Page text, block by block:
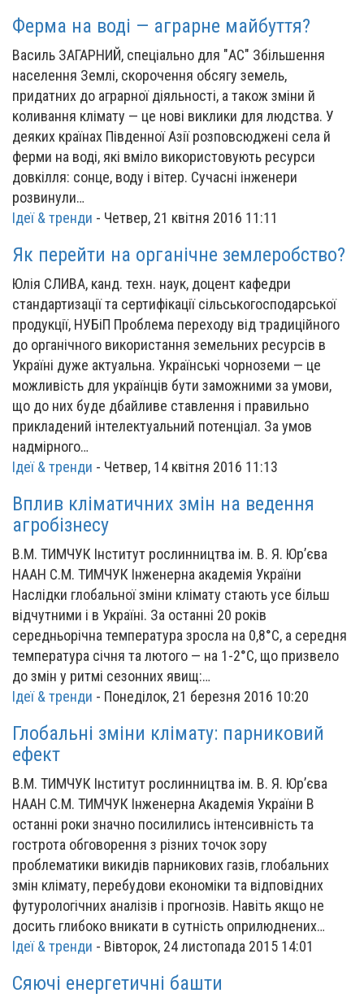
Ферма на воді — аграрне майбуття?
Василь ЗАГАРНИЙ, спеціально для "АС" Збільшення
населення Землі, скорочення обсягу земель,
придатних до аграрної діяльності, а також зміни й
коливання клімату — це нові виклики для людства. У
деяких країнах Південної Азії розповсюджені села й
ферми на воді, які вміло використовують ресурси
довкілля: сонце, воду і вітер. Сучасні інженери
розвинули…
Ідеї & тренди - Четвер, 21 квітня 2016 11:11
Як перейти на органічне землеробство?
Юлія СЛИВА, канд. техн. наук, доцент кафедри
стандартизації та сертифікації сільськогосподарської
продукції, НУБіП Проблема переходу від традиційного
до органічного використання земельних ресурсів в
Україні дуже актуальна. Українські чорноземи — це
можливість для українців бути заможними за умови,
що до них буде дбайливе ставлення і правильно
прикладений інтелектуальний потенціал. За умов
надмірного…
Ідеї & тренди - Четвер, 14 квітня 2016 11:13
Вплив кліматичних змін на ведення
агробізнесу
В.М. ТИМЧУК Інститут рослинництва ім. В. Я. Юр’єва
НААН С.М. ТИМЧУК Інженерна академія України
Наслідки глобальної зміни клімату стають усе більш
відчутними і в Україні. За останні 20 років
середньорічна температура зросла на 0,8°С, а середня
температура січня та лютого — на 1-2°С, що призвело
до змін у ритмі сезонних явищ:…
Ідеї & тренди - Понеділок, 21 березня 2016 10:20
Глобальні зміни клімату: парниковий
ефект
В.М. ТИМЧУК Інститут рослинництва ім. В. Я. Юр’єва
НААН С.М. ТИМЧУК Інженерна Академія України В
останні роки значно посилились інтенсивність та
гострота обговорення з різних точок зору
проблематики викидів парникових газів, глобальних
змін клімату, перебудови економіки та відповідних
футурологічних аналізів і прогнозів. Навіть якщо не
досить глибоко вникати в сутність оприлюднених…
Ідеї & тренди - Вівторок, 24 листопада 2015 14:01
Сяючі енергетичні башти